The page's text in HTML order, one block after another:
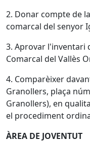
2. Donar compte de
comarcal del senyor
3. Aprovar l'inventari
Comarcal del Vallès
4. Comparèixer
Granollers, plaça
Granollers), en
el procediment
ÀREA DE JOVENTUT